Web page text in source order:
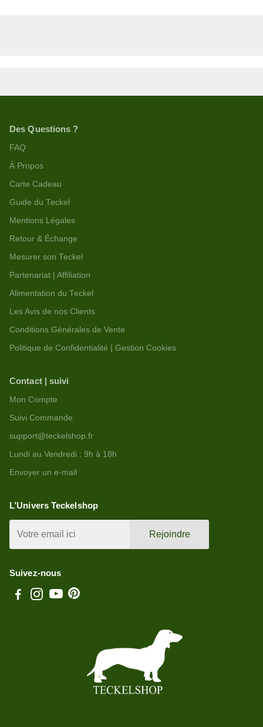
Des Questions ?
FAQ
À Propos
Carte Cadeau
Guide du Teckel
Mentions Légales
Retour & Échange
Mesurer son Teckel
Partenariat | Affiliation
Alimentation du Teckel
Les Avis de nos Clients
Conditions Générales de Vente
Politique de Confidentialité | Gestion Cookies
Contact | suivi
Mon Compte
Suivi Commande
support@teckelshop.fr
Lundi au Vendredi : 9h à 18h
Envoyer un e-mail
L’Univers Teckelshop
Rejoindre
Suivez-nous